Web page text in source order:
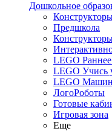
Дошкольное
Предшкола
LEGO
LEGO Учись
LEGO
ЛогоРоботы
Готовые
Игровая зона
Еще